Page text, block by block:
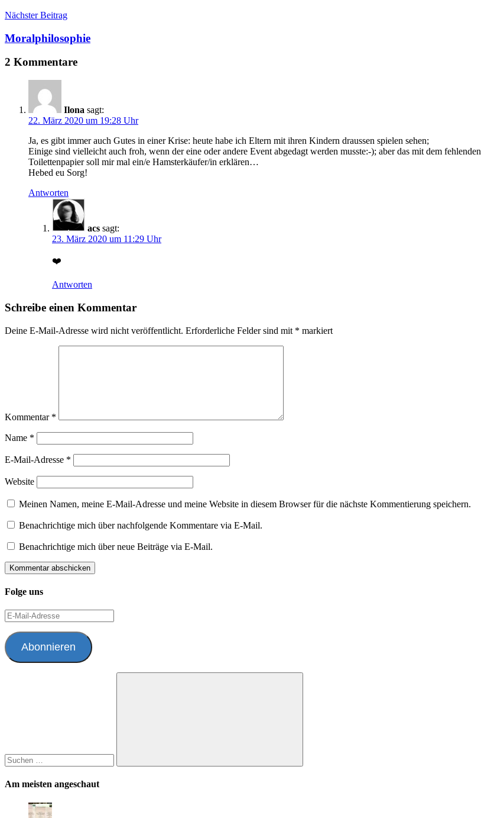
Nächster Beitrag
Moralphilosophie
2 Kommentare
Ilona sagt:
22. März 2020 um 19:28 Uhr
Ja, es gibt immer auch Gutes in einer Krise: heute habe ich Eltern mit ihren Kindern draussen spielen sehen;
Einige sind vielleicht auch froh, wenn der eine oder andere Event abgedagt werden musste:-); aber das mit dem fehlenden
Toilettenpapier soll mir mal ein/e Hamsterkäufer/in erklären…
Hebed eu Sorg!
Antworten
acs sagt:
23. März 2020 um 11:29 Uhr
❤️
Antworten
Schreibe einen Kommentar
Deine E-Mail-Adresse wird nicht veröffentlicht. Erforderliche Felder sind mit * markiert
Kommentar *
Name *
E-Mail-Adresse *
Website
Meinen Namen, meine E-Mail-Adresse und meine Website in diesem Browser für die nächste Kommentierung speichern.
Benachrichtige mich über nachfolgende Kommentare via E-Mail.
Benachrichtige mich über neue Beiträge via E-Mail.
Folge uns
E-
Mail-
Adresse
Abonnieren
Suchen
Am meisten angeschaut